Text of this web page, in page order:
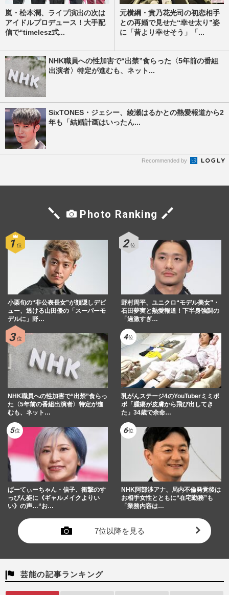
嵐・松本潤、ライブ演出の次は
アイドルプロデュース！大手配
信で“timelesz式...
元横綱・貴乃花光司の初恋相手
との再婚で見せた“幸せ太り”姿
に「昔より幸せそう」「...
NHK職員への性加害で“出禁”食らった〈5年前の番組
出演者〉特定が進むも、ネット...
SixTONES・ジェシー、綾瀬はるかとの熱愛報道から2
年も「結婚計画はいったん...
Recommended by
Photo Ranking
小栗旬の“非公表長女”が顔隠しデビ
ュー、透ける山田優の「スーパーモ
デルに」野…
野村周平、ユニクロ“モデル美女”・
石田夢実と熱愛報道！下半身強調の
「過激すぎ…
NHK職員への性加害で“出禁”食らっ
た〈5年前の番組出演者〉特定が進
むも、ネット…
乳がんステージ4のYouTuberミミポ
ポ「腫瘍が皮膚から飛び出してき
た」34歳で余命…
ぱーてぃーちゃん・信子、衝撃のす
っぴん姿に《ギャルメイクよりい
い》の声…“お…
NHK阿部渉アナ、局内不倫発覚後は
お相手女性とともに“在宅勤務”も
「業務内容は…
7位以降を見る
芸能の記事ランキング